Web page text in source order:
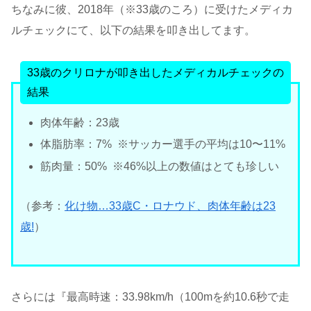
ちなみに彼、2018年（※33歳のころ）に受けたメディカ
ルチェックにて、以下の結果を叩き出してます。
33歳のクリロナが叩き出したメディカルチェックの
結果
肉体年齢：23歳
体脂肪率：7% ※サッカー選手の平均は10〜11%
筋肉量：50% ※46%以上の数値はとても珍しい
（参考： 化け物…33歳C・ロナウド、肉体年齢は23
歳!）
さらには『最高時速：33.98km/h（100mを約10.6秒で走